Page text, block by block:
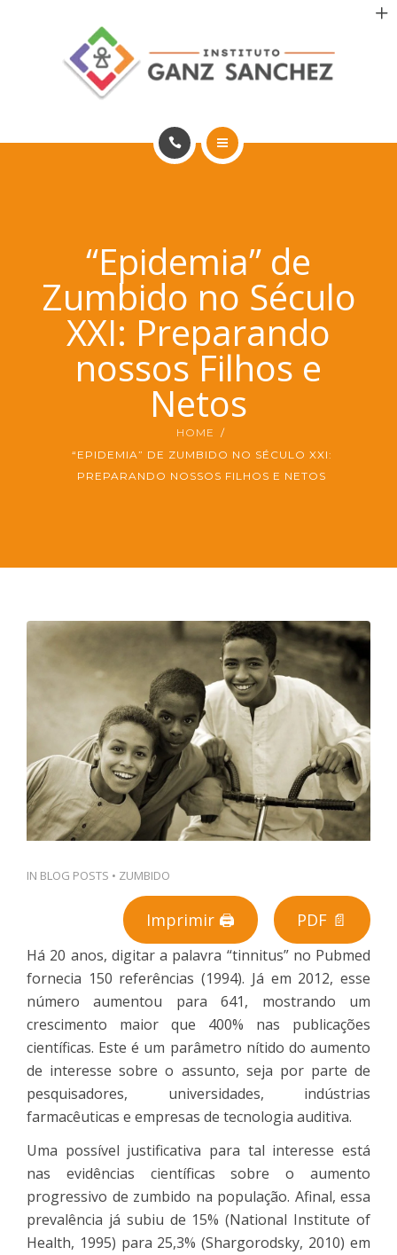
INCENTIVO AOS PACIENTES
MAIS SAÚDE
INCENTIVO AOS PACIENTES
INCENTIVO AOS PROFISSIONAIS
CONTATO
“Epidemia” de
Zumbido no Século
XXI: Preparando
nossos Filhos e
Netos
HOME
“EPIDEMIA” DE ZUMBIDO NO SÉCULO XXI:
PREPARANDO NOSSOS FILHOS E NETOS
IN BLOG POSTS • ZUMBIDO
Imprimir 🖨 PDF 📄
Há 20 anos, digitar a palavra “tinnitus” no Pubmed
fornecia 150 referências (1994). Já em 2012, esse
número aumentou para 641, mostrando um
crescimento maior que 400% nas publicações
científicas. Este é um parâmetro nítido do aumento
de interesse sobre o assunto, seja por parte de
pesquisadores, universidades, indústrias
farmacêuticas e empresas de tecnologia auditiva.
Uma possível justificativa para tal interesse está
nas evidências científicas sobre o aumento
progressivo de zumbido na população. Afinal, essa
prevalência já subiu de 15% (National Institute of
Health, 1995) para 25,3% (Shargorodsky, 2010) em